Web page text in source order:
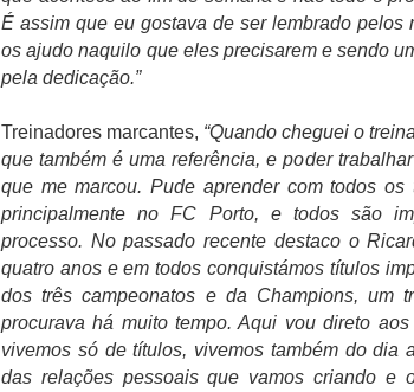
É assim que eu gostava de ser lembrado pelos
os ajudo naquilo que eles precisarem e sendo
pela dedicação.”
Treinadores marcantes, “Quando cheguei o
que também é uma referência, e poder
que me marcou. Pude aprender com todos os
principalmente no FC Porto, e todos são
processo. No passado recente destaco o
quatro anos e em todos conquistámos títulos
dos três campeonatos e da Champions, um
procurava há muito tempo. Aqui vou direto
vivemos só de títulos, vivemos também do dia
das relações pessoais que vamos criando e
2
O FC Porto venceu o SCU
Supertaça Cândido de
Coimbra, onde já haviam erguido o
clubes portugueses: a partir de
expostos no Museu FC Porto.
1
Francesco Farioli o FC
milhões aqui e 30
Francesco Farioli na conferencia de
Supertaça frente ao Torreense,
mas está ciente das possibilidades